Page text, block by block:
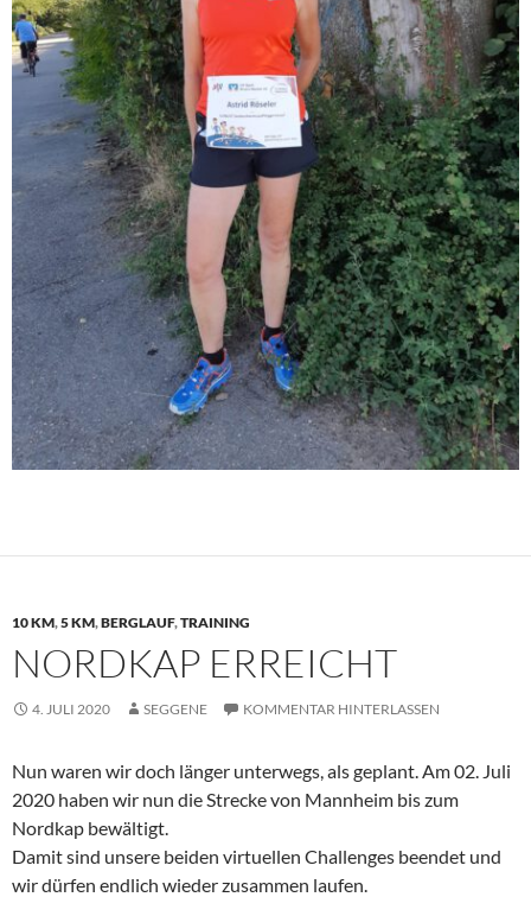
10 KM,5 KM,BERGLAUF,TRAINING
NORDKAP ERREICHT
4. JULI 2020 SEGGENE KOMMENTAR HINTERLASSEN
Nun waren wir doch länger unterwegs, als geplant. Am 02. Juli
2020 haben wir nun die Strecke von Mannheim bis zum
Nordkap bewältigt.
Damit sind unsere beiden virtuellen Challenges beendet und
wir dürfen endlich wieder zusammen laufen.